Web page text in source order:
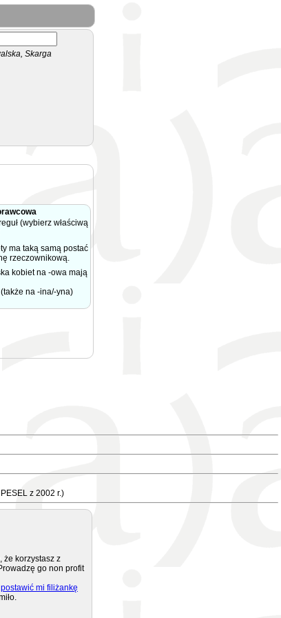
Skarga
(wybierz właściwą
ma taką samą postać
rzeczownikową.
kobiet na -owa mają
na -ina/-yna)
z 2002 r.)
że korzystasz z
go non profit
postawić mi filiżankę